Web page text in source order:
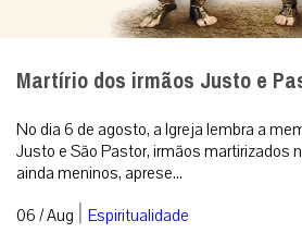
Martírio dos irmãos Justo e
No dia 6 de agosto, a Igreja lembra a
Justo e São Pastor, irmãos martirizados
ainda meninos, aprese...
06 / Aug | Espiritualidade